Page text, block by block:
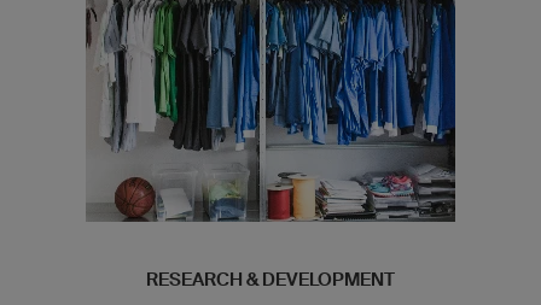
RESEARCH & DEVELOPMENT